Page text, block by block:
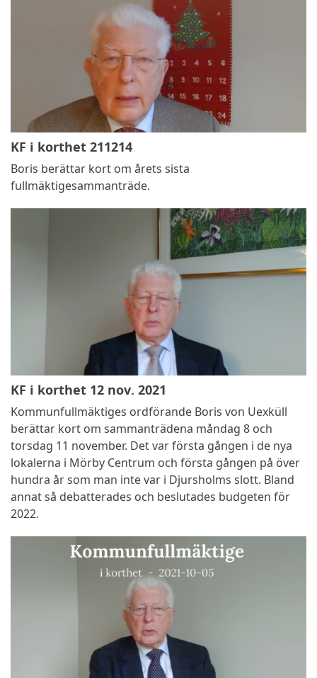
KF i korthet 211214
Boris berättar kort om årets sista
fullmäktigesammanträde.
KF i korthet 12 nov. 2021
Kommunfullmäktiges ordförande Boris von Uexküll
berättar kort om sammanträdena måndag 8 och
torsdag 11 november. Det var första gången i de nya
lokalerna i Mörby Centrum och första gången på över
hundra år som man inte var i Djursholms slott. Bland
annat så debatterades och beslutades budgeten för
2022.